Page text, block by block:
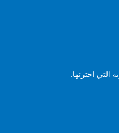
التي اخترتها.